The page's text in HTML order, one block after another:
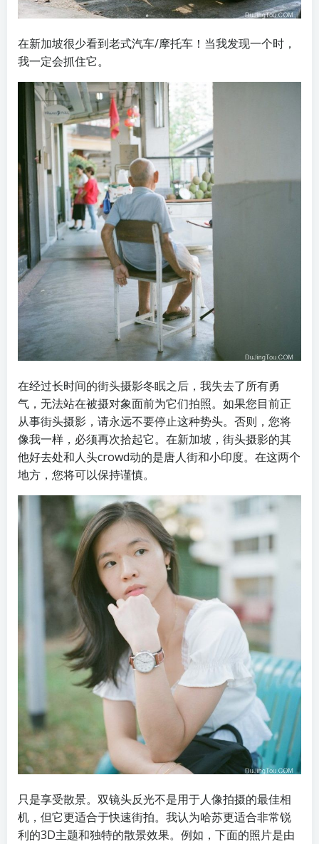
在新加坡很少看到老式汽车/摩托车！当我发现一个时，
我一定会抓住它。
在经过长时间的街头摄影冬眠之后，我失去了所有勇
气，无法站在被摄对象面前为它们拍照。如果您目前正
从事街头摄影，请永远不要停止这种势头。否则，您将
像我一样，必须再次拾起它。在新加坡，街头摄影的其
他好去处和人头crowd动的是唐人街和小印度。在这两个
地方，您将可以保持谨慎。
只是享受散景。双镜头反光不是用于人像拍摄的最佳相
机，但它更适合于快速街拍。我认为哈苏更适合非常锐
利的3D主题和独特的散景效果。例如，下面的照片是由